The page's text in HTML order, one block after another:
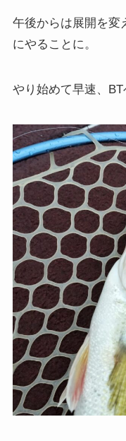
午後からは展開を変
にやることに。
やり始めて早速、